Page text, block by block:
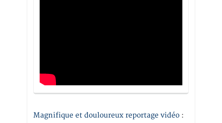
Magnifique et douloureux reportage vidéo :